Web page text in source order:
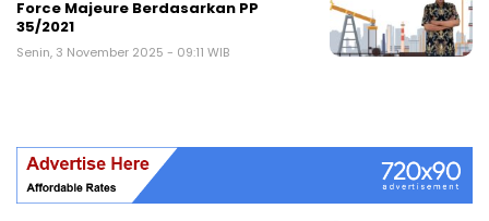
Force Majeure Berdasarkan PP
35/2021
Senin, 3 November 2025 - 09:11 WIB